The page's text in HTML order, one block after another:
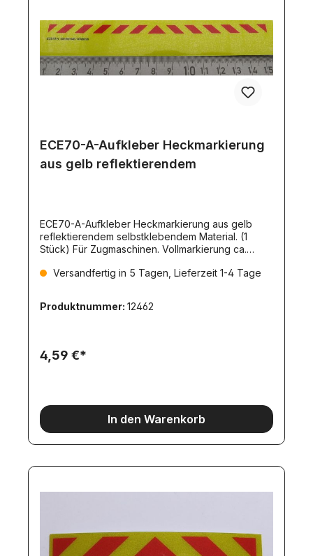
ECE70-A-Aufkleber Heckmarkierung
aus gelb reflektierendem
ECE70-A-Aufkleber Heckmarkierung aus gelb
reflektierendem selbstklebendem Material. (1
Stück) Für Zugmaschinen. Vollmarkierung ca.
Versandfertig in 5 Tagen, Lieferzeit 1-4 Tage
Produktnummer: 12462
4,59 €*
In den Warenkorb